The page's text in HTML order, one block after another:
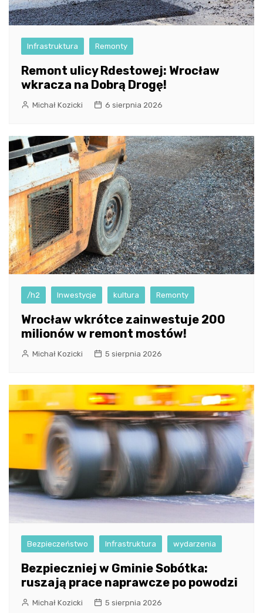
Infrastruktura Remonty
Remont ulicy Rdestowej: Wrocław
wkracza na Dobrą Drogę!
Michał Kozicki 6 sierpnia 2026
/h2 Inwestycje kultura Remonty
Wrocław wkrótce zainwestuje 200
milionów w remont mostów!
Michał Kozicki 5 sierpnia 2026
Bezpieczeństwo Infrastruktura wydarzenia
Bezpieczniej w Gminie Sobótka:
ruszają prace naprawcze po powodzi
Michał Kozicki 5 sierpnia 2026